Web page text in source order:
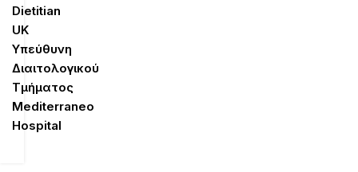
Dietitian
UK
Υπεύθυνη
Διαιτολογικού
Τμήματος
Mediterraneo
Hospital